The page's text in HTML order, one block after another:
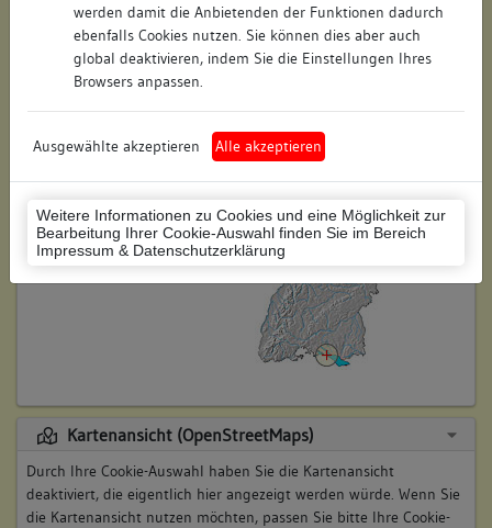
werden damit die Anbietenden der Funktionen dadurch
ebenfalls Cookies nutzen. Sie können dies aber auch
global deaktivieren, indem Sie die Einstellungen Ihres
Browsers anpassen.
Ausgewählte akzeptieren Alle akzeptieren
Weitere Informationen zu Cookies und eine Möglichkeit zur
Bearbeitung Ihrer Cookie-Auswahl finden Sie im Bereich
Impressum & Datenschutzerklärung
Konstanz (Landkreis)
Wohnplatzschlüssel: 8335043012
Flurstücknummer: 47
Historischer Straßenname: keiner
Lage des Wohnplatzes:
Kartenansicht (OpenStreetMaps)
Durch Ihre Cookie-Auswahl haben Sie die Kartenansicht
deaktiviert, die eigentlich hier angezeigt werden würde. Wenn Sie
die Kartenansicht nutzen möchten, passen Sie bitte Ihre Cookie-